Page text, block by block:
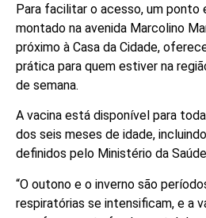
Para facilitar o acesso, um ponto
montado na avenida Marcolino
próximo à Casa da Cidade,
prática para quem estiver na
de semana.
A vacina está disponível para
dos seis meses de idade,
definidos pelo Ministério da
“O outono e o inverno são
respiratórias se intensificam, e a